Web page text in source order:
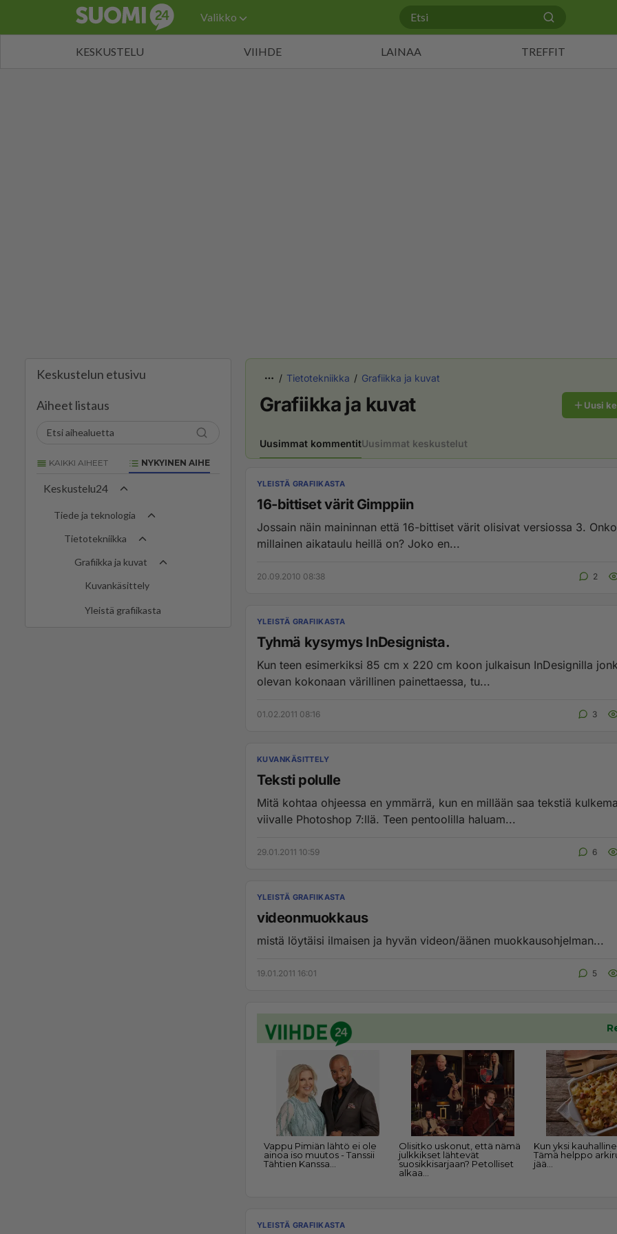
Valikko
KESKUSTELU VIIHDE LAINAA TREFFIT
Keskustelun etusivu
Aiheet listaus
KAIKKI AIHEET NYKYINEN AIHE
Keskustelu24
Tiede ja teknologia
Tietotekniikka
Grafiikka ja kuvat
Kuvankäsittely
Yleistä grafiikasta
Tietotekniikka Grafiikka ja kuvat
Grafiikka ja kuvat Uusi
Uusimmat kommentitUusimmat keskustelut
YLEISTÄ GRAFIIKASTA
16-bittiset värit Gimppiin
Jossain näin maininnan että 16-bittiset värit olisivat versiossa 3.
millainen aikataulu heillä on? Joko en...
20.09.2010 08:38 2
YLEISTÄ GRAFIIKASTA
Tyhmä kysymys InDesignista.
Kun teen esimerkiksi 85 cm x 220 cm koon julkaisun InDesignilla
olevan kokonaan värillinen painettaessa, tu...
01.02.2011 08:16 3
KUVANKÄSITTELY
Teksti polulle
Mitä kohtaa ohjeessa en ymmärrä, kun en millään saa tekstiä
viivalle Photoshop 7:llä. Teen pentoolilla haluam...
29.01.2011 10:59 6
YLEISTÄ GRAFIIKASTA
videonmuokkaus
mistä löytäisi ilmaisen ja hyvän videon/äänen muokkausohjelman...
19.01.2011 16:01 5
YLEISTÄ GRAFIIKASTA